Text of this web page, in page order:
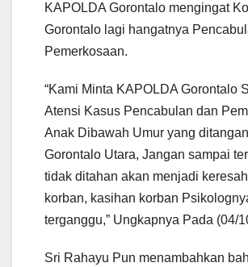
KAPOLDA Gorontalo mengingat
Gorontalo lagi hangatnya
Pemerkosaan.
“Kami Minta KAPOLDA Gorontalo
Atensi Kasus Pencabulan dan
Anak Dibawah Umur yang
Gorontalo Utara, Jangan sampai
tidak ditahan akan menjadi
korban, kasihan korban
terganggu,” Ungkapnya Pada (04/
Sri Rahayu Pun menambahkan